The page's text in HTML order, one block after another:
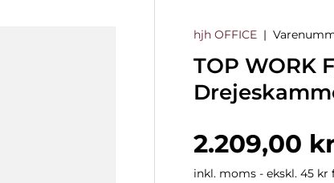
hjh OFFICE |
TOP WORK
2.209,00
inkl. moms - ekskl. 45 kr